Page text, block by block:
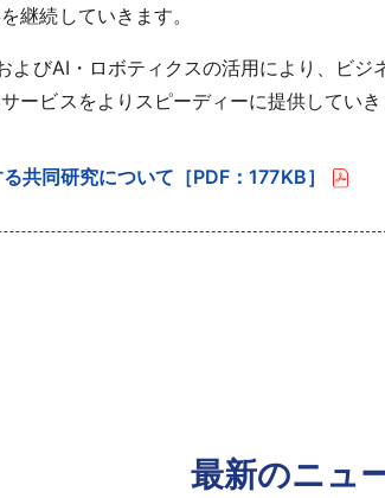
継続していきます。
よびAI・ロボティクスの活用により、ビ
ービスをよりスピーディーに提供していき
共同研究について［PDF：177KB］
最新のニュ